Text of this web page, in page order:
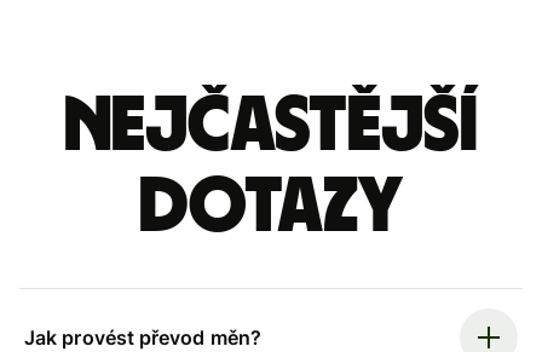
Nejčastější
dotazy
Jak provést převod měn?